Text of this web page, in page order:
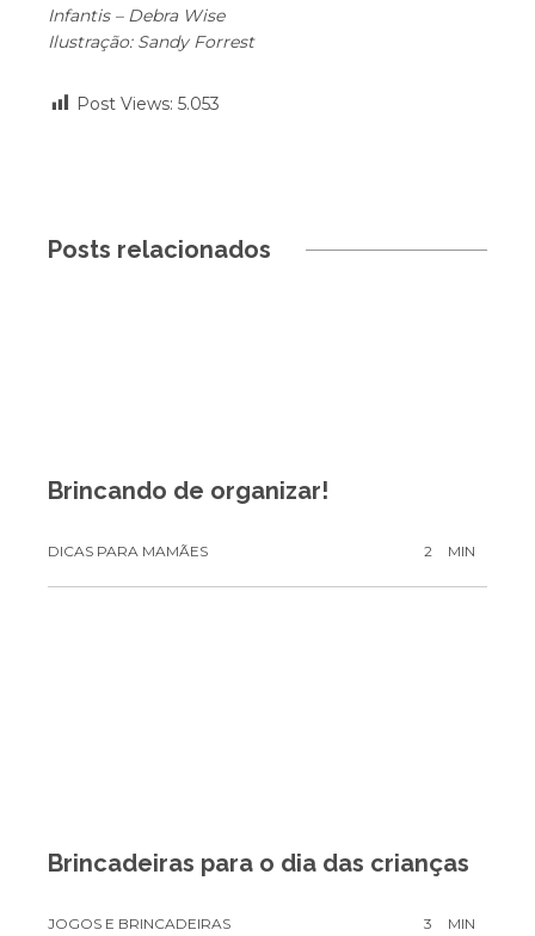
Infantis – Debra Wise
Ilustração: Sandy Forrest
Post Views: 5.053
Posts relacionados
Brincando de organizar!
DICAS PARA MAMÃES 2 MIN
Brincadeiras para o dia das crianças
JOGOS E BRINCADEIRAS 3 MIN